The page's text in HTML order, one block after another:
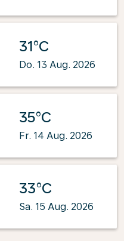
31°C
Do. 13 Aug. 2026
35°C
Fr. 14 Aug. 2026
33°C
Sa. 15 Aug. 2026